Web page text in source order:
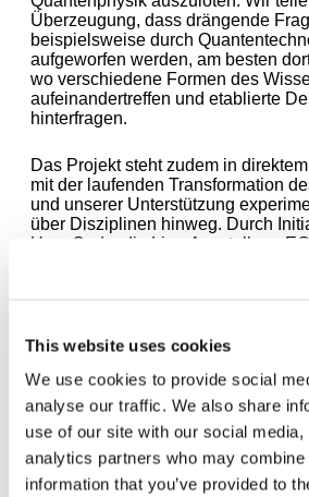
This website uses cookies
We use cookies to provide social
analyse our traffic. We also share
use of our site with our social media,
analytics partners who may
information that you’ve provided to
Überzeugung, dass drängende
beispielsweise durch
aufgeworfen werden, am besten
wo verschiedene Formen des
aufeinandertreffen und etablierte
hinterfragen.
Das Projekt steht zudem in
mit der laufenden Transformation
und unserer Unterstützung
über Disziplinen hinweg. Durch
HausCode
, die Live-Ausstellung
Kooperationen, die
Wissenschaft und Technologie
wir weiterhin ein offenes Ökosystem
Austausch.
Tomás Saraceno wird am zweiten
teilnehmen, im Vorfeld seiner
Welten“, die am 17.7.26 im Haus
wird.